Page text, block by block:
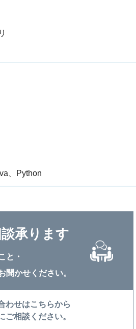
、Python
承ります
と・
聞かせください。
わせはこちらから
ご相談ください。